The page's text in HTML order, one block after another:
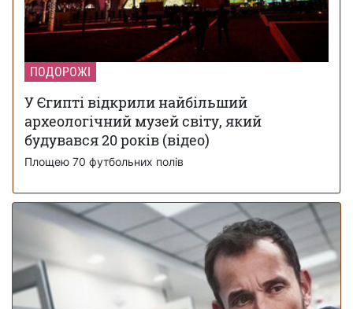
ПОДОРОЖІ
У Єгипті відкрили найбільший
археологічний музей світу, який
будувався 20 років (відео)
Площею 70 футбольних полів